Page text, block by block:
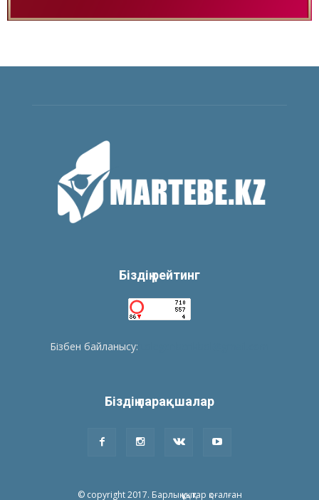
Біздің рейтинг
Бізбен байланысу:
Біздің парақшалар
© copyright 2017. Барлық құқықтар қоғалған